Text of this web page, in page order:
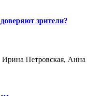
зрители?
Петровская, Анна